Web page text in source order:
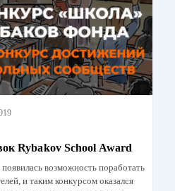
Rybakov School Award
возможность поработать
и таким конкурсом оказался